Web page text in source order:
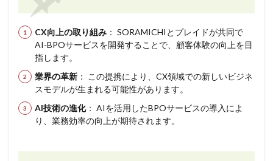
CX向上の取り組み ： SORAMICHIとプレイドが共同で
AI-BPOサービスを開発することで、顧客体験の向上を目
指します。
業界の革新 ： この提携により、CX領域での新しいビジネ
スモデルが生まれる可能性があります。
AI技術の進化： AIを活用したBPOサービスの導入によ
り、業務効率の向上が期待されます。